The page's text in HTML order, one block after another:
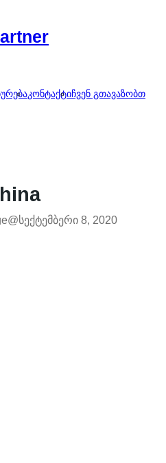
კონტაქტიჩვენ გთავაზობთ
სექტემბერი 8, 2020